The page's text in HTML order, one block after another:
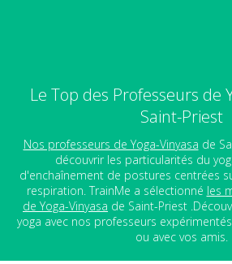
Le Top des Professeurs de
Saint-Priest
Nos professeurs de Yoga-Vinyasa de
découvrir les particularités du
d'enchaînement de postures centrées
respiration. TrainMe a sélectionné les
de Yoga-Vinyasa de Saint-Priest
yoga avec nos professeurs
ou avec vos amis.